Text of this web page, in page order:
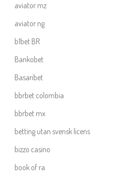
aviator mz
aviator ng
b1bet BR
Bankobet
Basaribet
bbrbet colombia
bbrbet mx
betting utan svensk licens
bizzo casino
book of ra